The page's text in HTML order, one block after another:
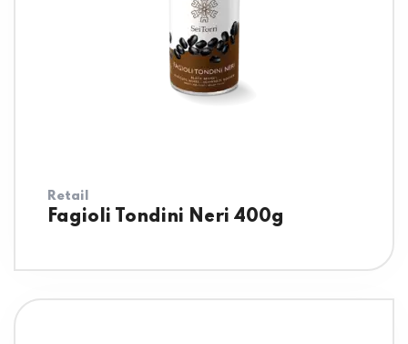
Retail
Fagioli Tondini Neri 400g